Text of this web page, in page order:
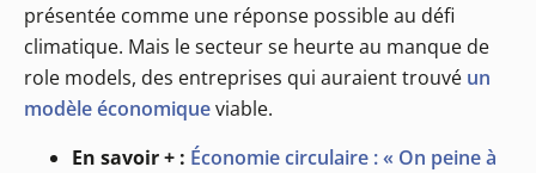
présentée comme une réponse possible au défi
climatique. Mais le secteur se heurte au manque de
role models, des entreprises qui auraient trouvé un
modèle économiqueviable.
En savoir + : Économie circulaire : « On peine à